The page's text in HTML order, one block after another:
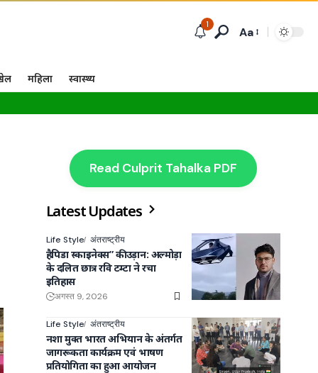
1
Aa
महिला स्वास्थ्य
Read Culprit Tahalka PDF
Latest Updates
Life Style अंतराष्ट्रीय
हैपिडा स्काइनेक्स” की उड़ान: अल्मोड़ा
के दलित छात्र रवि टम्टा ने रचा
इतिहास
अगस्त 9, 2026
Life Style अंतराष्ट्रीय
नशा मुक्त भारत अभियान के अंतर्गत
जागरूकता कार्यक्रम एवं भाषण
प्रतियोगिता का हुआ आयोजन